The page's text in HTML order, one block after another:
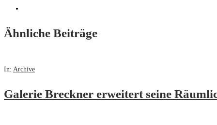
Ähnliche Beiträge
In: Archive
Galerie Breckner erweitert seine